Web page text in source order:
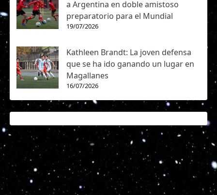
a Argentina en doble amistoso
preparatorio para el Mundial
19/07/2026
Kathleen Brandt: La joven defensa
que se ha ido ganando un lugar en
Magallanes
16/07/2026